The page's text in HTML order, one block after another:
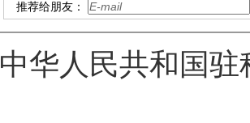
推荐给朋友：
中华人民共和国